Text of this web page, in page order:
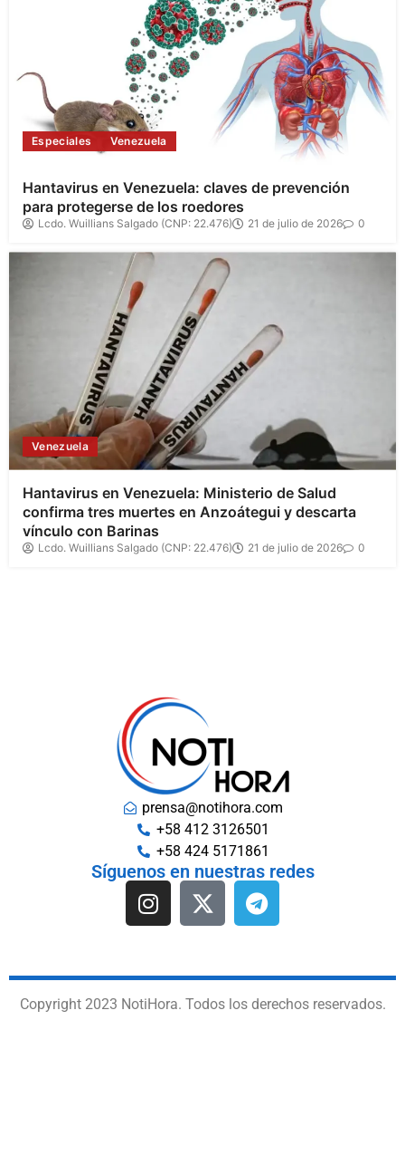
Especiales Venezuela
Hantavirus en Venezuela: claves de prevención
para protegerse de los roedores
Lcdo. Wuillians Salgado (CNP: 22.476) 21 de julio de 2026 0
Venezuela
Hantavirus en Venezuela: Ministerio de Salud
confirma tres muertes en Anzoátegui y descarta
vínculo con Barinas
Lcdo. Wuillians Salgado (CNP: 22.476) 21 de julio de 2026 0
prensa@notihora.com
+58 412 3126501
+58 424 5171861
Síguenos en nuestras redes
Copyright 2023 NotiHora. Todos los derechos reservados.